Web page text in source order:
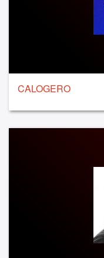
CALOGERO